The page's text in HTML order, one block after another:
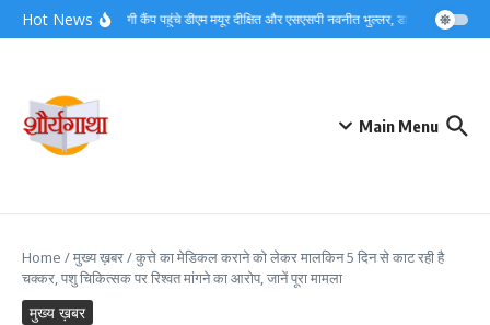
Skip to content
Hot Newsदेर रात बैरागी कैंप पहुंचे डीएम मयूर दीक्षित और एसएसपी नवनीत भुल्लर, डाक कांवड़
Main Menu
Home /मुख्य ख़बर/कुत्ते का मेडिकल कराने को लेकर मालकिन 5 दिन से काट रही है
चक्कर, पशु चिकित्सक पर रिश्वत मांगने का आरोप, जानें पूरा मामला
मुख्य ख़बर